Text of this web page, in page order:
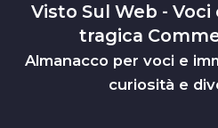
Visto Sul Web -
tragica
Almanacco per voci e
curiosità e